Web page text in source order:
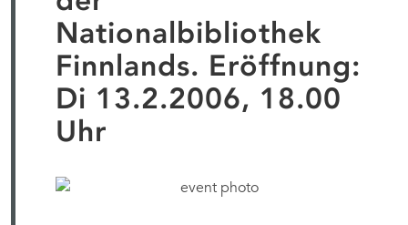
Nationalbibliothek
Finnlands. Eröffnung:
Di 13.2.2006, 18.00
Uhr